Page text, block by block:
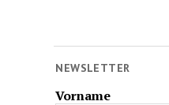
NEWSLETTER
Vorname